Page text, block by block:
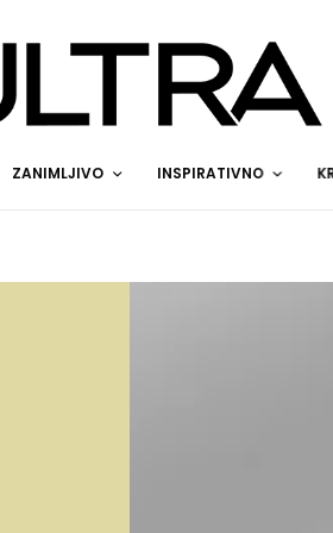
ZANIMLJIVO INSPIRATIVNO